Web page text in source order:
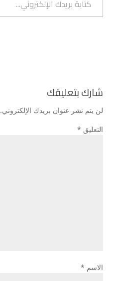
شارك بتعليقك
لن يتم نشر عنوان بريدك الإلكتروني.
التعليق *
الاسم *